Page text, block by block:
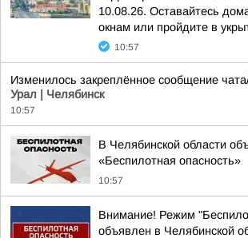
10.08.26. Оставайтесь
окнам или пройдите в
10:57
Изменилось закреплённое сообщение
Урал | Челябинск
10:57
В Челябинской области
«Беспилотная опасность»
10:57
Внимание! Режим
объявлен в Челябинской